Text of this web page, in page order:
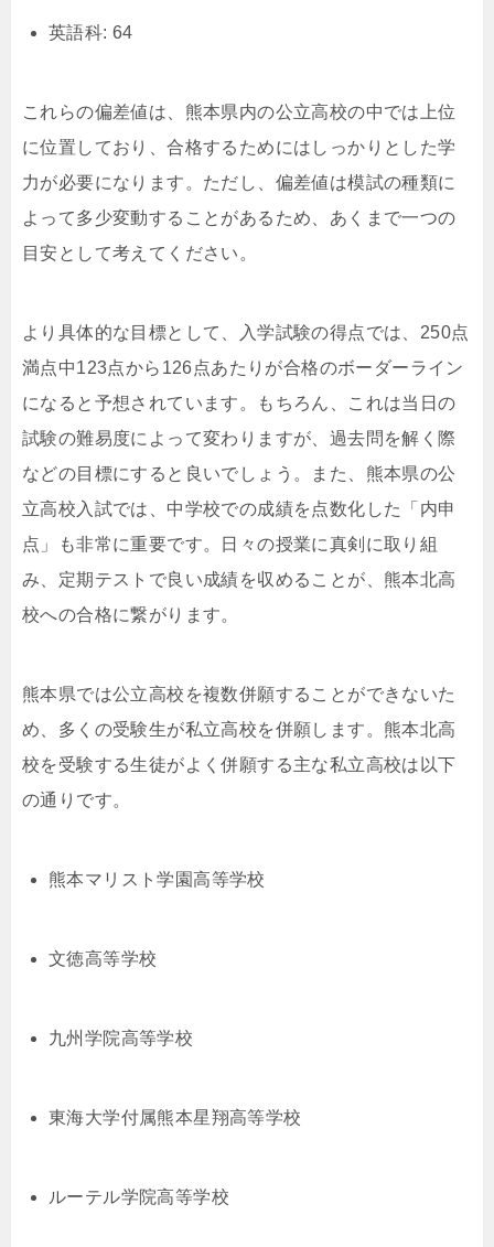
英語科: 64
これらの偏差値は、熊本県内の公立高校の中では上位
に位置しており、合格するためにはしっかりとした学
力が必要になります。ただし、偏差値は模試の種類に
よって多少変動することがあるため、あくまで一つの
目安として考えてください。
より具体的な目標として、入学試験の得点では、250点
満点中123点から126点あたりが合格のボーダーライン
になると予想されています。もちろん、これは当日の
試験の難易度によって変わりますが、過去問を解く際
などの目標にすると良いでしょう。また、熊本県の公
立高校入試では、中学校での成績を点数化した「内申
点」も非常に重要です。日々の授業に真剣に取り組
み、定期テストで良い成績を収めることが、熊本北高
校への合格に繋がります。
熊本県では公立高校を複数併願することができないた
め、多くの受験生が私立高校を併願します。熊本北高
校を受験する生徒がよく併願する主な私立高校は以下
の通りです。
熊本マリスト学園高等学校
文徳高等学校
九州学院高等学校
東海大学付属熊本星翔高等学校
ルーテル学院高等学校